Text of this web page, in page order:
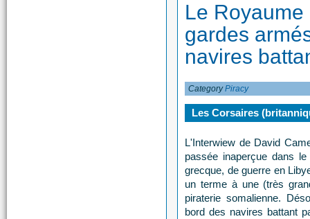
Le
gardes
navires
CategoryPiracy
Les Corsaires
L'Interwiew de David
passée inaperçue dans
grecque, de guerre en
un terme à une (très
piraterie somalienne.
bord des navires battant